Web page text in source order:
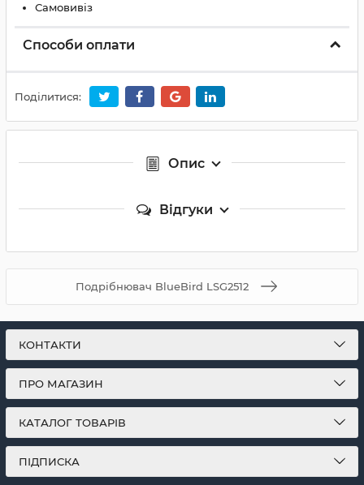
Самовивіз
Способи оплати
Поділитися:
Опис
Відгуки
Подрібнювач BlueBird LSG2512
КОНТАКТИ
ПРО МАГАЗИН
КАТАЛОГ ТОВАРІВ
ПІДПИСКА